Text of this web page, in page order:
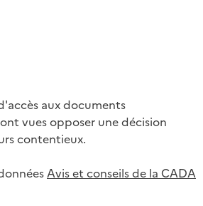
aux documents
vues opposer une décision
contentieux.
Avis et conseils de la CADA